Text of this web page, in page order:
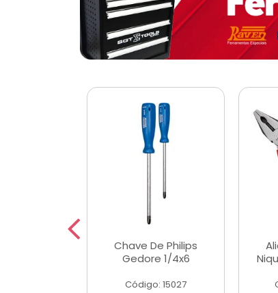
Chave De Philips
Gedore 1/4x6
Código: 15027